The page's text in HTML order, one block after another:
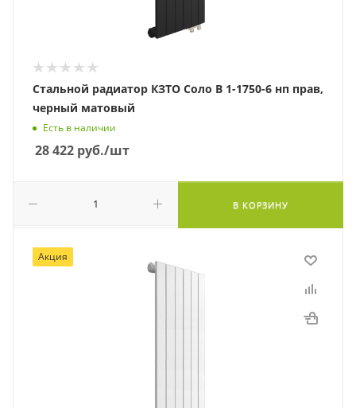
Стальной радиатор КЗТО Соло В 1-1750-6 нп прав,
черный матовый
Есть в наличии
28 422 руб./шт
В КОРЗИНУ
Акция